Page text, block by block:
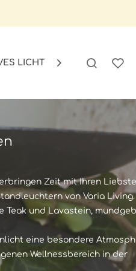
GARTEN

Zeit mit Ihren
von Varia Living.
und Lavastein,
eine besondere
Wellnessbereich in der